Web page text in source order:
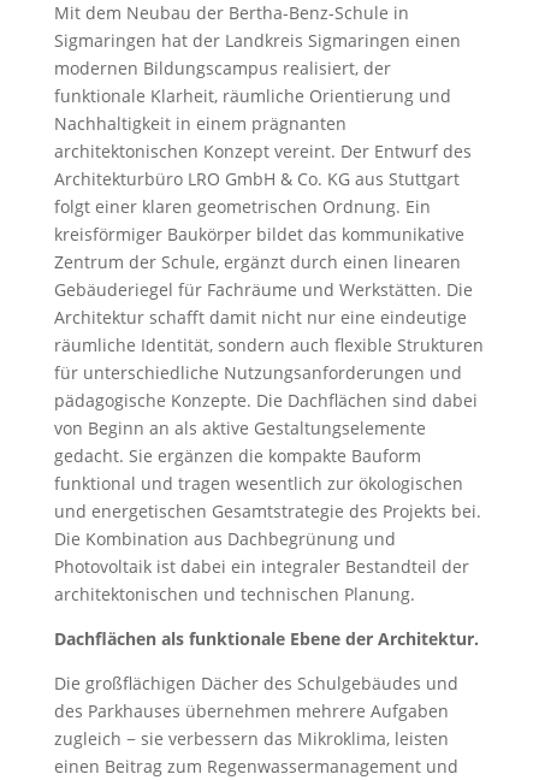
Mit dem Neubau der Bertha-Benz-Schule in
Sigmaringen hat der Landkreis Sigmaringen einen
modernen Bildungscampus realisiert, der
funktionale Klarheit, räumliche Orientierung und
Nachhaltigkeit in einem prägnanten
architektonischen Konzept vereint. Der Entwurf des
Architekturbüro LRO GmbH & Co. KG aus Stuttgart
folgt einer klaren geometrischen Ordnung. Ein
kreisförmiger Baukörper bildet das kommunikative
Zentrum der Schule, ergänzt durch einen linearen
Gebäuderiegel für Fachräume und Werkstätten. Die
Architektur schafft damit nicht nur eine eindeutige
räumliche Identität, sondern auch flexible Strukturen
für unterschiedliche Nutzungsanforderungen und
pädagogische Konzepte. Die Dachflächen sind dabei
von Beginn an als aktive Gestaltungselemente
gedacht. Sie ergänzen die kompakte Bauform
funktional und tragen wesentlich zur ökologischen
und energetischen Gesamtstrategie des Projekts bei.
Die Kombination aus Dachbegrünung und
Photovoltaik ist dabei ein integraler Bestandteil der
architektonischen und technischen Planung.
Dachflächen als funktionale Ebene der Architektur.
Die großflächigen Dächer des Schulgebäudes und
des Parkhauses übernehmen mehrere Aufgaben
zugleich − sie verbessern das Mikroklima, leisten
einen Beitrag zum Regenwassermanagement und